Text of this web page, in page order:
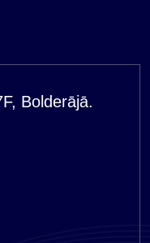
Bolderājā.